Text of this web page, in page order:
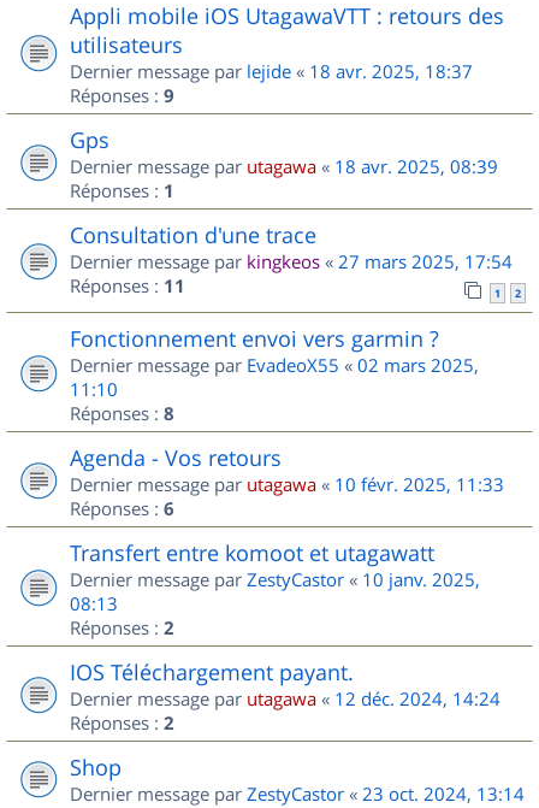
Appli mobile iOS UtagawaVTT : retours des
utilisateurs
Dernier message par lejide « 18 avr. 2025, 18:37
Réponses : 9
Gps
Dernier message par utagawa « 18 avr. 2025, 08:39
Réponses : 1
Consultation d'une trace
Dernier message par kingkeos « 27 mars 2025, 17:54
Réponses : 11 1 2
Fonctionnement envoi vers garmin ?
Dernier message par EvadeoX55 « 02 mars 2025,
11:10
Réponses : 8
Agenda - Vos retours
Dernier message par utagawa « 10 févr. 2025, 11:33
Réponses : 6
Transfert entre komoot et utagawatt
Dernier message par ZestyCastor « 10 janv. 2025,
08:13
Réponses : 2
IOS Téléchargement payant.
Dernier message par utagawa « 12 déc. 2024, 14:24
Réponses : 2
Shop
Dernier message par ZestyCastor « 23 oct. 2024, 13:14